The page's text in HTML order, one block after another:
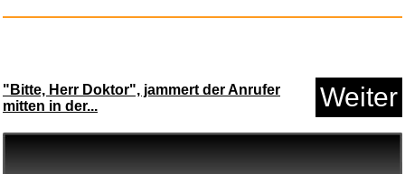
"Bitte, Herr Doktor", jammert der Anrufer
mitten in der...
Weiter